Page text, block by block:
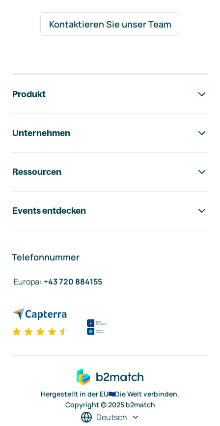
Kontaktieren Sie unser Team
Produkt
Unternehmen
Ressourcen
Events entdecken
Telefonnummer
Europa: +43 720 884155
Hergestellt in der EU
Die Welt verbinden.
Copyright © 2025 b2match
Deutsch